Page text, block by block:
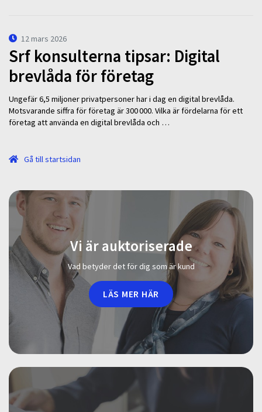
12 mars 2026
Srf konsulterna tipsar: Digital
brevlåda för företag
Ungefär 6,5 miljoner privatpersoner har i dag en digital brevlåda.
Motsvarande siffra för företag är 300 000. Vilka är fördelarna för ett
företag att använda en digital brevlåda och …
Gå till startsidan
Vi är auktoriserade
Vad betyder det för dig som är kund
LÄS MER HÄR